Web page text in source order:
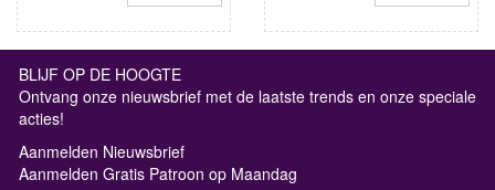
BLIJF OP DE HOOGTE
Ontvang onze nieuwsbrief met de laatste trends en onze speciale
acties!
Aanmelden Nieuwsbrief
Aanmelden Gratis Patroon op Maandag